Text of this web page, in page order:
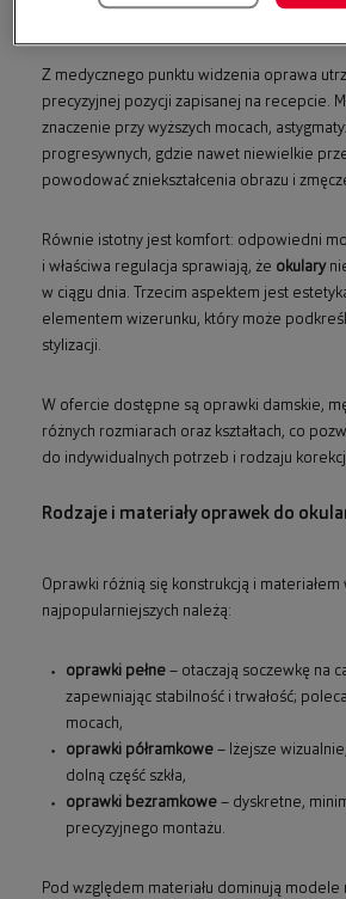
Z medycznego punktu widzenia oprawa
precyzyjnej pozycji zapisanej na recepcie.
znaczenie przy wyższych mocach,
progresywnych, gdzie nawet niewielkie
powodować zniekształcenia obrazu i
Równie istotny jest komfort: odpowiedni
i właściwa regulacja sprawiają, że okulary
w ciągu dnia. Trzecim aspektem jest
elementem wizerunku, który może
stylizacji.
W ofercie dostępne są oprawki damskie,
różnych rozmiarach oraz kształtach, co
do indywidualnych potrzeb i rodzaju
Rodzaje i materiały oprawek do
Oprawki różnią się konstrukcją i materiałem
najpopularniejszych należą:
oprawki pełne – otaczają soczewkę na
zapewniając stabilność i trwałość;
mocach,
oprawki półramkowe – lżejsze
dolną część szkła,
oprawki bezramkowe – dyskretne,
precyzyjnego montażu.
Pod względem materiału dominują